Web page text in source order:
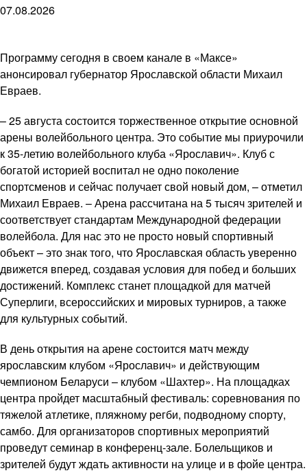
07.08.2026
Программу сегодня в своем канале в «Максе»
анонсировал губернатор Ярославской области Михаил
Евраев.
– 25 августа состоится торжественное открытие основной
арены волейбольного центра. Это событие мы приурочили
к 35-летию волейбольного клуба «Ярославич». Клуб с
богатой историей воспитал не одно поколение
спортсменов и сейчас получает свой новый дом, – отметил
Михаил Евраев. – Арена рассчитана на 5 тысяч зрителей и
соответствует стандартам Международной федерации
волейбола. Для нас это не просто новый спортивный
объект – это знак того, что Ярославская область уверенно
движется вперед, создавая условия для побед и больших
достижений. Комплекс станет площадкой для матчей
Суперлиги, всероссийских и мировых турниров, а также
для культурных событий.
В день открытия на арене состоится матч между
ярославским клубом «Ярославич» и действующим
чемпионом Беларуси – клубом «Шахтер». На площадках
центра пройдет масштабный фестиваль: соревнования по
тяжелой атлетике, пляжному регби, подводному спорту,
самбо. Для организаторов спортивных мероприятий
проведут семинар в конференц‑зале. Болельщиков и
зрителей будут ждать активности на улице и в фойе центра.